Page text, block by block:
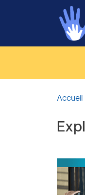
Passer au contenu
Accueil